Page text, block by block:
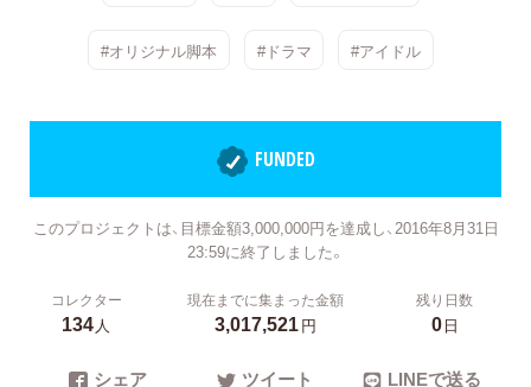
#オリジナル脚本 #ドラマ #アイドル
FUNDED
このプロジェクトは、目標金額3,000,000円を達成し、2016年8月31日
23:59に終了しました。
コレクター
134人
現在までに集まった金額
3,017,521円
残り日数
0日
シェア ツイート LINEで送る